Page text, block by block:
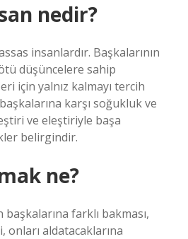
nedir?
insanlardır. Başkalarının
düşüncelere sahip
için yalnız kalmayı tercih
karşı soğukluk ve
ve eleştiriyle başa
belirgindir.
ne?
farklı bakması,
aldatacaklarına